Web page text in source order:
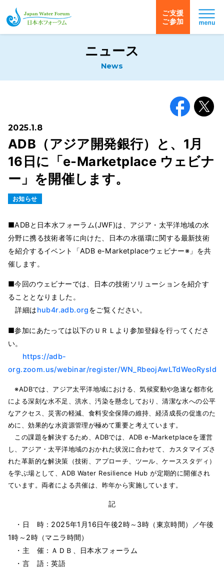
日本水フォーラム
ご支援
ご参加
ニュース
News
2025.1.8
ADB（アジア開発銀行）と、1月
16日に「e-Marketplace ウェビナ
ー」を開催します。
お知らせ
■ADBと日本水フォーラム(JWF)は、アジア・太平洋地域の水
分野に携る技術者等に向けた、日本の水循環に関する最新技術
を紹介するイベント「ADB e-Marketplaceウェビナー※」を共
催します。
■今回のウェビナーでは、日本の技術ソリューションを紹介す
ることとなりました。
詳細はhub4r.adb.orgをご覧ください。
■参加にあたっては以下のＵＲＬより参加登録を行ってくださ
い。
https://adb-
org.zoom.us/webinar/register/
※ADBでは、アジア太平洋地域における、気候変動や急速な都市化
による深刻な水不足、洪水、汚染を懸念しており、清潔な水への公平
なアクセス、災害の軽減、食料安全保障の維持、経済成長の促進のた
めに、効果的な水資源管理が極めて重要と考えています。
この課題を解決するため、ADBでは、ADB e-Marketplaceを運営
し、アジア・太平洋地域のおかれた状況に合わせて、カスタマイズさ
れた革新的な解決策（技術、アプローチ、ツール、ケーススタディ）
を学ぶ場として、ADB Water Resilience Hub が定期的に開催され
ています。両者による共催は、昨年から実施しています。
記
・日 時：2025年1月16日午後2時～3時（東京時間）／午後
1時～2時（マニラ時間）
・主 催：ＡＤＢ、日本水フォーラム
・言 語：英語